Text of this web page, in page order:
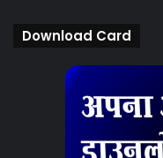
Download Card